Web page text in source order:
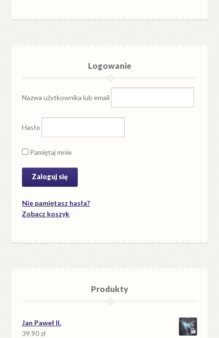
Logowanie
Nazwa użytkownika lub email
Hasło
Pamiętaj mnie
Nie pamiętasz hasła?
Zobacz koszyk
Produkty
Jan Paweł II.
39.90zł